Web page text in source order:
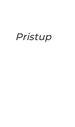
Pristup